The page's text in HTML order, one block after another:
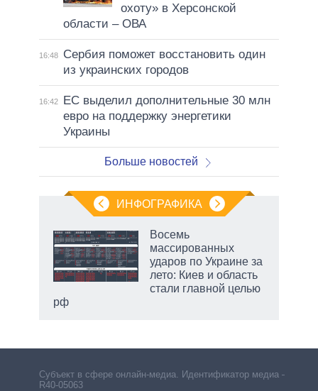
охоту» в Херсонской
области – ОВА
16:48
Сербия поможет восстановить один
из украинских городов
16:42
ЕС выделил дополнительные 30 млн
евро на поддержку энергетики
Украины
Больше новостей
ИНФОГРАФИКА
Восемь
массированных
ударов по Украине за
лето: Киев и область
стали главной целью
рф
Субъект в сфере онлайн-медиа. Идентификатор медиа –
R40-05063